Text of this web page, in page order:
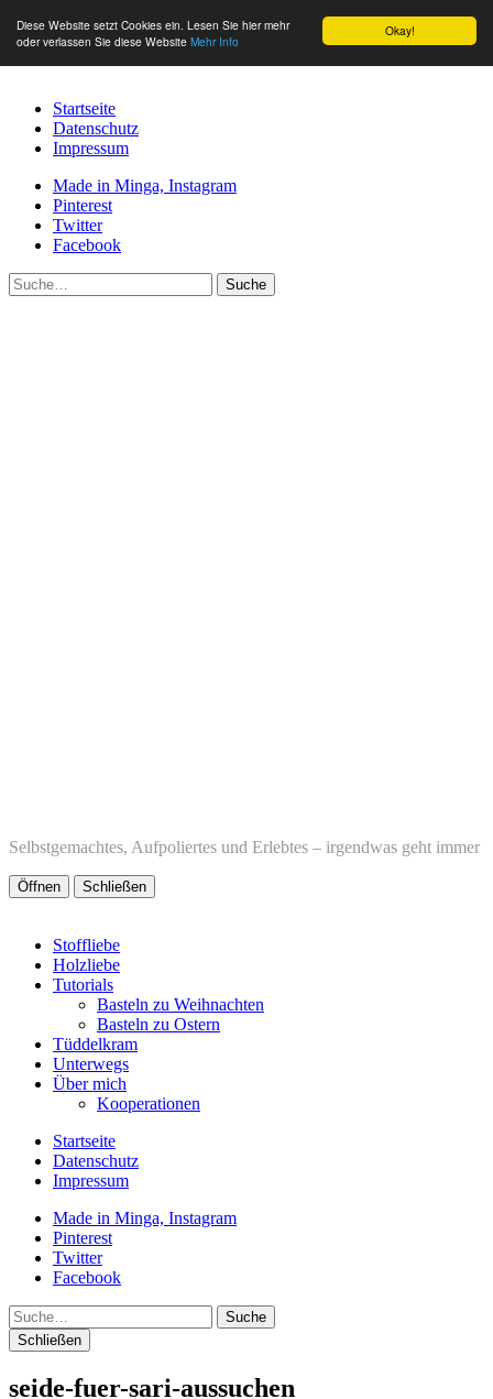
Okay!
Diese Website setzt Cookies ein. Lesen Sie hier mehr
oder verlassen Sie diese Website Mehr Info
Startseite
Datenschutz
Impressum
Made in Minga, Instagram
Pinterest
Twitter
Facebook
Suche
Selbstgemachtes, Aufpoliertes und Erlebtes – irgendwas geht immer
Öffnen Schließen
Stoffliebe
Holzliebe
Tutorials
Basteln zu Weihnachten
Basteln zu Ostern
Tüddelkram
Unterwegs
Über mich
Kooperationen
Startseite
Datenschutz
Impressum
Made in Minga, Instagram
Pinterest
Twitter
Facebook
Suche
Schließen
seide-fuer-sari-aussuchen